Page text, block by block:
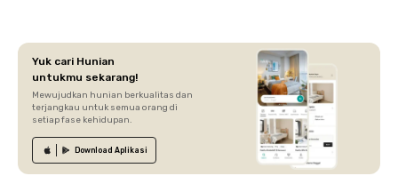
Yuk cari Hunian
untukmu sekarang!
Mewujudkan hunian berkualitas dan
terjangkau untuk semua orang di
setiap fase kehidupan.
Download Aplikasi